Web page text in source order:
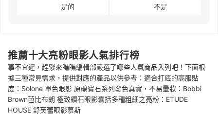
是的 不是
推薦十大亮粉眼影人氣排行榜
事不宜遲，趕緊來瞧瞧編輯部嚴選了哪些人氣商品入列吧！下面根
據三種常見需求，提供對應的產品以供參考：適合打底的高服貼
度：Solone 單色眼影 原礦寶石系列發色真實，不易暈妝：Bobbi
Brown芭比布朗 極致鑽石眼影囊括多種粗細之亮粉：ETUDE
HOUSE 舒芙蕾眼影慕斯